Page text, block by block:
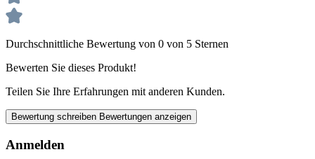
Durchschnittliche Bewertung von 0 von 5 Sternen
Bewerten Sie dieses Produkt!
Teilen Sie Ihre Erfahrungen mit anderen Kunden.
Bewertung schreiben Bewertungen anzeigen
Anmelden